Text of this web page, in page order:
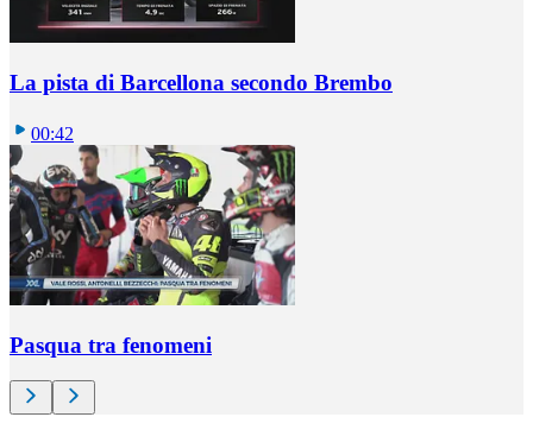
La pista di Barcellona secondo Brembo
00:42
Pasqua tra fenomeni